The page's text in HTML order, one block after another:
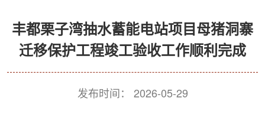
丰都栗子湾抽水蓄能电站项目母猪洞寨
迁移保护工程竣工验收工作顺利完成
发布时间： 2026-05-29